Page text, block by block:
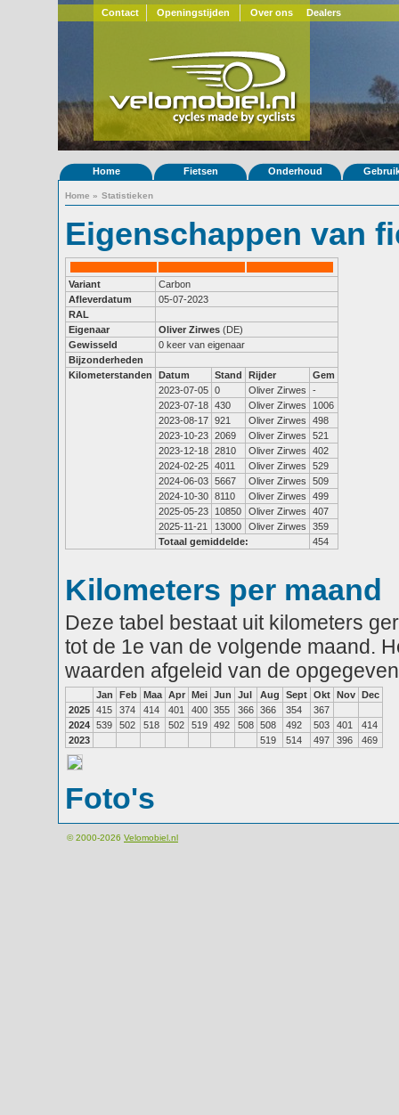
Contact Openingstijden Over ons Dealers
Home Fietsen Onderhoud
Home » Statistieken
Eigenschappen van
Variant
Carbon
Afleverdatum
05-07-2023
RAL
Eigenaar
Oliver Zirwes (DE)
Gewisseld
0 keer van eigenaar
Bijzonderheden
Kilometerstanden
Datum Stand Rijder
Gem
2023-07-05 0 Oliver Zirwes
-
2023-07-18 430 Oliver Zirwes
1006
2023-08-17 921 Oliver Zirwes
498
2023-10-23 2069 Oliver Zirwes
521
2023-12-18 2810 Oliver Zirwes
402
2024-02-25 4011 Oliver Zirwes
529
2024-06-03 5667 Oliver Zirwes
509
2024-10-30 8110 Oliver Zirwes
499
2025-05-23
10850 Oliver Zirwes
407
2025-11-21
13000 Oliver Zirwes
359
Totaal gemiddelde:
454
Kilometers per maand
Deze tabel bestaat uit kilometers
tot de 1e van de volgende maand.
waarden afgeleid van de
Jan Feb Maa Apr Mei Jun Jul Aug Sept Okt Nov Dec
2025 415 374 414 401 400 355 366 366 354
367
2024 539 502 518 502 519 492 508 508 492 503 401
414
2023
519 514 497 396 469
Foto's
© 2000-2026 Velomobiel.nl